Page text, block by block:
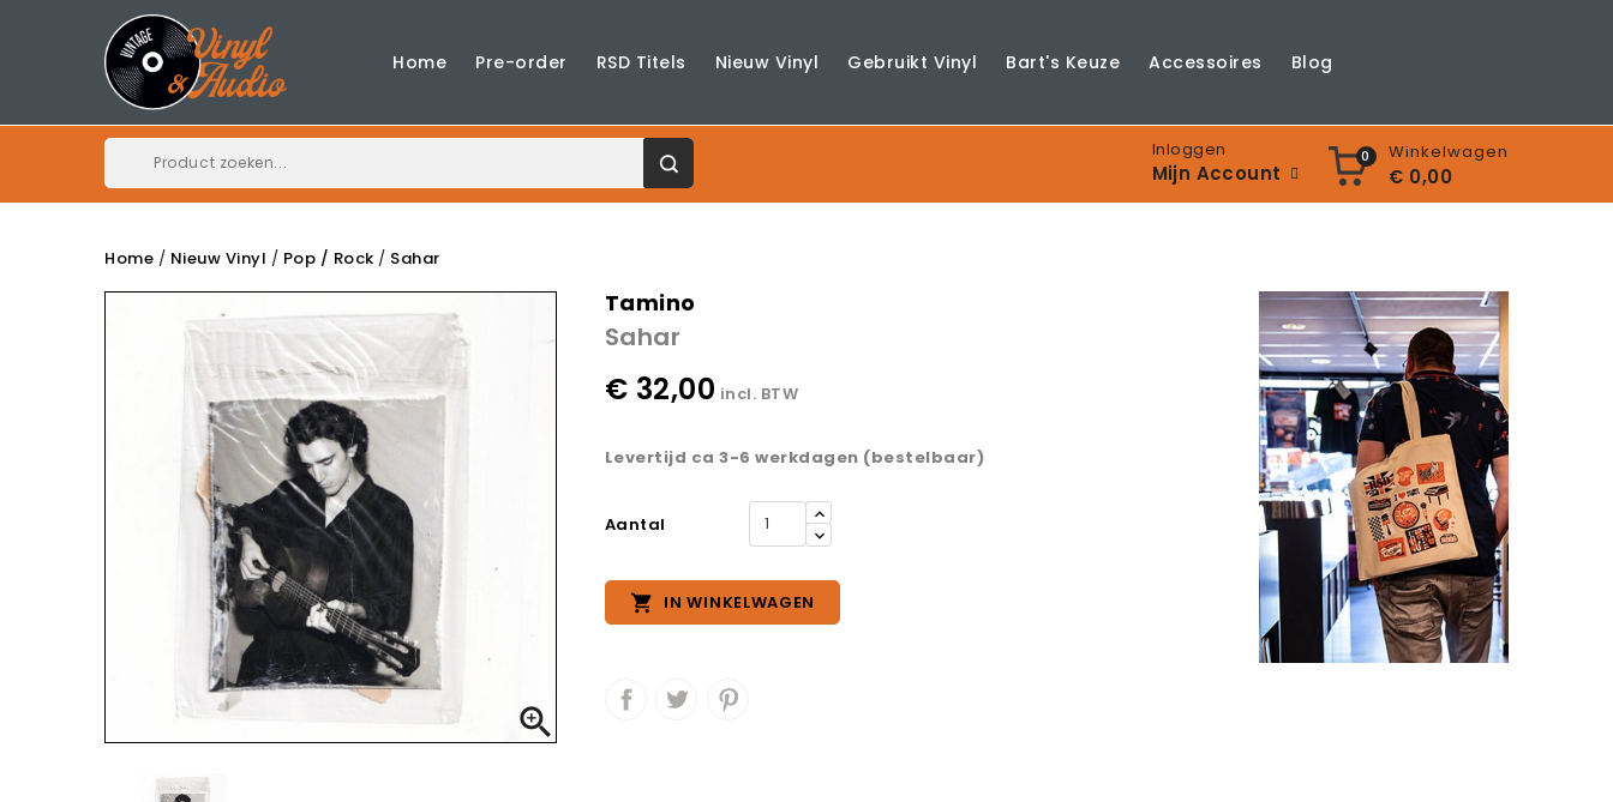
Home Pre-order RSD Titels Nieuw Vinyl Gebruikt Vinyl Bart's Keuze Accessoires Blog
0 Winkelwagen
€ 0,00
Inloggen
Mijn Account
Home Nieuw Vinyl Pop / Rock Sahar

Tamino
Sahar
€ 32,00 incl. BTW
Levertijd ca 3-6 werkdagen (bestelbaar)
Aantal
 IN WINKELWAGEN